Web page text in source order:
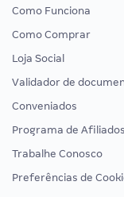
Como Funciona
Como Comprar
Loja Social
Validador de
Conveniados
Programa de Afiliados
Trabalhe Conosco
Preferências de